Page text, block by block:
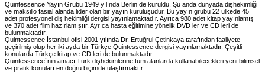
Quintessence Yayın Grubu 1949 yılında Berlin de kuruldu. Şu anda dünyada dişhekimliği
ve maksillo fasial alanda lider olan bir yayın kuruluşudur. Bu yayın grubu 22 ülkede 45
adet profesyonel diş hekimliği dergisi yayınlamaktadır. Ayrıca 980 adet kitap yayınlamış
ve 370 adet film hazırlamıştır. Ayrıca hasta eğitimine yönelik DVD ler ve CD leri de
bulunmaktadır.
Quintessence İstanbul ofisi 2001 yılında Dr. Ertuğrul Çetinkaya tarafından faaliyete
geçirilmiş olup her iki ayda bir Türkçe Quintessence dergisi yayınlamaktadır. Çeşitli
konularda Türkçe kitap ve CD leri de bulunmaktadır.
Quintessence`nin amacı Türk dişhekimlerine tüm alanlarda kullanabilecekleri yeni bilimsel
ve pratik konuları en doğru biçimde ulaştırmaktır.